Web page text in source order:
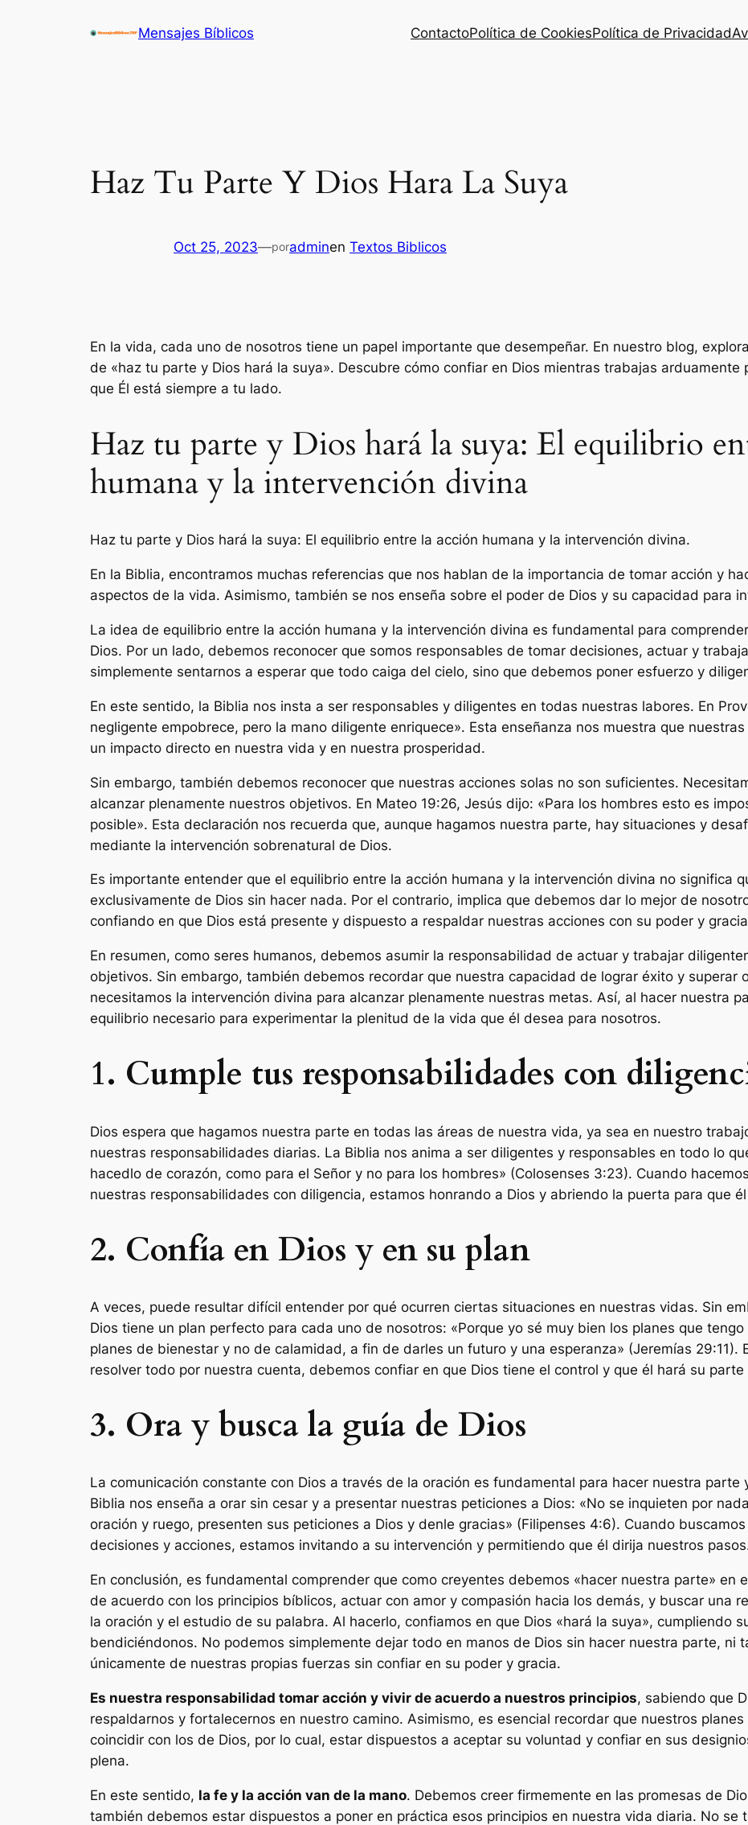
Mensajes Bíblicos ContactoPolítica de CookiesPolítica de Privacidad
Haz Tu Parte Y Dios Hara La Suya
Oct 25, 2023—poradminen Textos Biblicos
En la vida, cada uno de nosotros tiene un papel importante que desempeñar. En nuestro blog,
de «haz tu parte y Dios hará la suya». Descubre cómo confiar en Dios mientras trabajas
que Él está siempre a tu lado.
Haz tu parte y Dios hará la suya: El equilibrio
humana y la intervención divina
Haz tu parte y Dios hará la suya: El equilibrio entre la acción humana y la intervención divina.
En la Biblia, encontramos muchas referencias que nos hablan de la importancia de tomar acción y
aspectos de la vida. Asimismo, también se nos enseña sobre el poder de Dios y su capacidad para
La idea de equilibrio entre la acción humana y la intervención divina es fundamental para
Dios. Por un lado, debemos reconocer que somos responsables de tomar decisiones, actuar y
simplemente sentarnos a esperar que todo caiga del cielo, sino que debemos poner esfuerzo y
En este sentido, la Biblia nos insta a ser responsables y diligentes en todas nuestras labores. En
negligente empobrece, pero la mano diligente enriquece». Esta enseñanza nos muestra que
un impacto directo en nuestra vida y en nuestra prosperidad.
Sin embargo, también debemos reconocer que nuestras acciones solas no son suficientes.
alcanzar plenamente nuestros objetivos. En Mateo 19:26, Jesús dijo: «Para los hombres esto es
posible». Esta declaración nos recuerda que, aunque hagamos nuestra parte, hay situaciones y
mediante la intervención sobrenatural de Dios.
Es importante entender que el equilibrio entre la acción humana y la intervención divina no significa
exclusivamente de Dios sin hacer nada. Por el contrario, implica que debemos dar lo mejor de
confiando en que Dios está presente y dispuesto a respaldar nuestras acciones con su poder y
En resumen, como seres humanos, debemos asumir la responsabilidad de actuar y trabajar
objetivos. Sin embargo, también debemos recordar que nuestra capacidad de lograr éxito y superar
necesitamos la intervención divina para alcanzar plenamente nuestras metas. Así, al hacer nuestra
equilibrio necesario para experimentar la plenitud de la vida que él desea para nosotros.
1. Cumple tus responsabilidades con
Dios espera que hagamos nuestra parte en todas las áreas de nuestra vida, ya sea en nuestro
nuestras responsabilidades diarias. La Biblia nos anima a ser diligentes y responsables en todo lo
hacedlo de corazón, como para el Señor y no para los hombres» (Colosenses 3:23). Cuando
nuestras responsabilidades con diligencia, estamos honrando a Dios y abriendo la puerta para que
2. Confía en Dios y en su plan
A veces, puede resultar difícil entender por qué ocurren ciertas situaciones en nuestras vidas. Sin
Dios tiene un plan perfecto para cada uno de nosotros: «Porque yo sé muy bien los planes que
planes de bienestar y no de calamidad, a fin de darles un futuro y una esperanza» (Jeremías 29:11).
resolver todo por nuestra cuenta, debemos confiar en que Dios tiene el control y que él hará su
3. Ora y busca la guía de Dios
La comunicación constante con Dios a través de la oración es fundamental para hacer nuestra parte
Biblia nos enseña a orar sin cesar y a presentar nuestras peticiones a Dios: «No se inquieten por
oración y ruego, presenten sus peticiones a Dios y denle gracias» (Filipenses 4:6). Cuando
decisiones y acciones, estamos invitando a su intervención y permitiendo que él dirija nuestros
En conclusión, es fundamental comprender que como creyentes debemos «hacer nuestra parte» en
de acuerdo con los principios bíblicos, actuar con amor y compasión hacia los demás, y buscar una
la oración y el estudio de su palabra. Al hacerlo, confiamos en que Dios «hará la suya», cumpliendo
bendiciéndonos. No podemos simplemente dejar todo en manos de Dios sin hacer nuestra parte, ni
únicamente de nuestras propias fuerzas sin confiar en su poder y gracia.
Es nuestra responsabilidad tomar acción y vivir de acuerdo a nuestros principios, sabiendo que
respaldarnos y fortalecernos en nuestro camino. Asimismo, es esencial recordar que nuestros
coincidir con los de Dios, por lo cual, estar dispuestos a aceptar su voluntad y confiar en sus
plena.
En este sentido, la fe y la acción van de la mano. Debemos creer firmemente en las promesas de
también debemos estar dispuestos a poner en práctica esos principios en nuestra vida diaria. No se